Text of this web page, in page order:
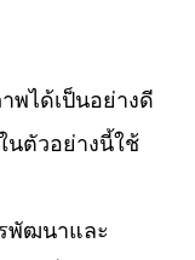
พได้เป็นอย่างดี
นตัวอย่างนี้ใช้
พัฒนาและ